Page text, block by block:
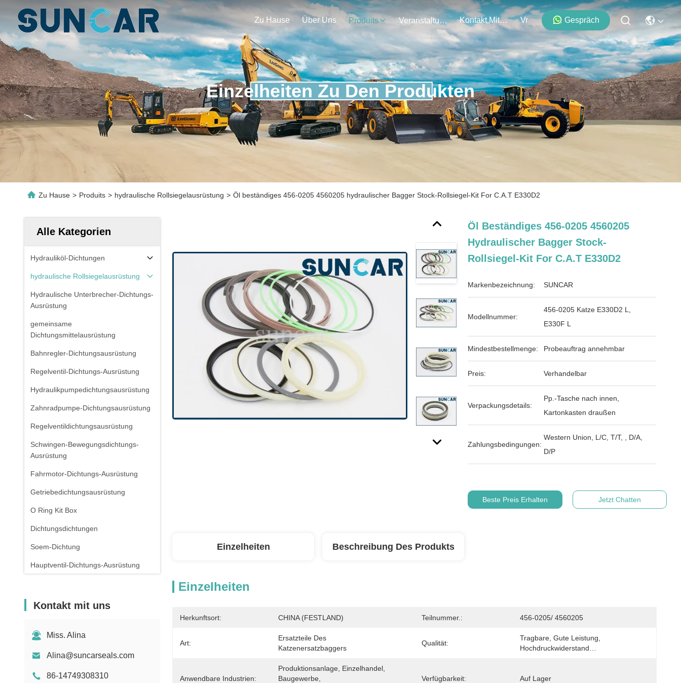
Zu Hause Über Uns Produits Veranstaltungen Kontakt Mit Uns Vr Gespräch
Einzelheiten Zu Den Produkten
Zu Hause > Produits > hydraulische Rollsiegelausrüstung > Öl beständiges 456-0205 4560205 hydraulischer Bagger Stock-Rollsiegel-Kit For C.A.T E330D2
Alle Kategorien
Hydrauliköl-Dichtungen
hydraulische Rollsiegelausrüstung
Hydraulische Unterbrecher-Dichtungs-
Ausrüstung
gemeinsame
Dichtungsmittelausrüstung
Bahnregler-Dichtungsausrüstung
Regelventil-Dichtungs-Ausrüstung
Hydraulikpumpedichtungsausrüstung
Zahnradpumpe-Dichtungsausrüstung
Regelventildichtungsausrüstung
Schwingen-Bewegungsdichtungs-
Ausrüstung
Fahrmotor-Dichtungs-Ausrüstung
Getriebedichtungsausrüstung
O Ring Kit Box
Dichtungsdichtungen
Soem-Dichtung
Hauptventil-Dichtungs-Ausrüstung
Kontakt mit uns
Miss. Alina
Alina@suncarseals.com
86-14749308310
Öl Beständiges 456-0205 4560205
Hydraulischer Bagger Stock-
Rollsiegel-Kit For C.A.T E330D2
Markenbezeichnung: SUNCAR
Modellnummer:
456-0205 Katze E330D2 L,
E330F L
Mindestbestellmenge: Probeauftrag annehmbar
Preis: Verhandelbar
Verpackungsdetails:
Pp.-Tasche nach innen,
Kartonkasten draußen
Zahlungsbedingungen:
Western Union, L/C, T/T, , D/A,
D/P
Beste Preis Erhalten Jetzt Chatten
Einzelheiten Beschreibung Des Produkts
Einzelheiten
Herkunftsort: CHINA (FESTLAND) Teilnummer.: 456-0205/ 4560205
Art:
Ersatzteile Des
Katzenersatzbaggers
Qualität:
Tragbare, Gute Leistung,
Hochdruckwiderstand…
Anwendbare Industrien:
Produktionsanlage, Einzelhandel,
Baugewerbe,
Verfügbarkeit: Auf Lager